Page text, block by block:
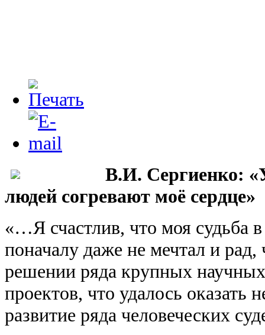
В.И. Сергиенко:
людей согревают моё сердце»
«…Я счастлив, что моя судьба
поначалу даже не мечтал и
решении ряда крупных
проектов, что удалось оказать
развитие ряда человеческих